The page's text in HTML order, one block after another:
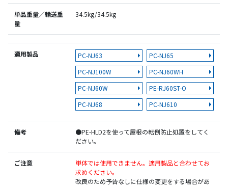
単品重量／輸送重
量
34.5kg/34.5kg
適用製品 PC-NJ63
PC-NJ65
PC-NJ100W
PC-NJ60WH
PC-NJ60W
PE-RJ60ST-O
PC-NJ68
PC-NJ610
備考
●PE-HLD2を使って屋根の転倒防止処置をしてく
ださい。
ご注意
単体では使用できません。適用製品と合わせてお
求めください。
改良のため予告なしに仕様の変更をする場合があ